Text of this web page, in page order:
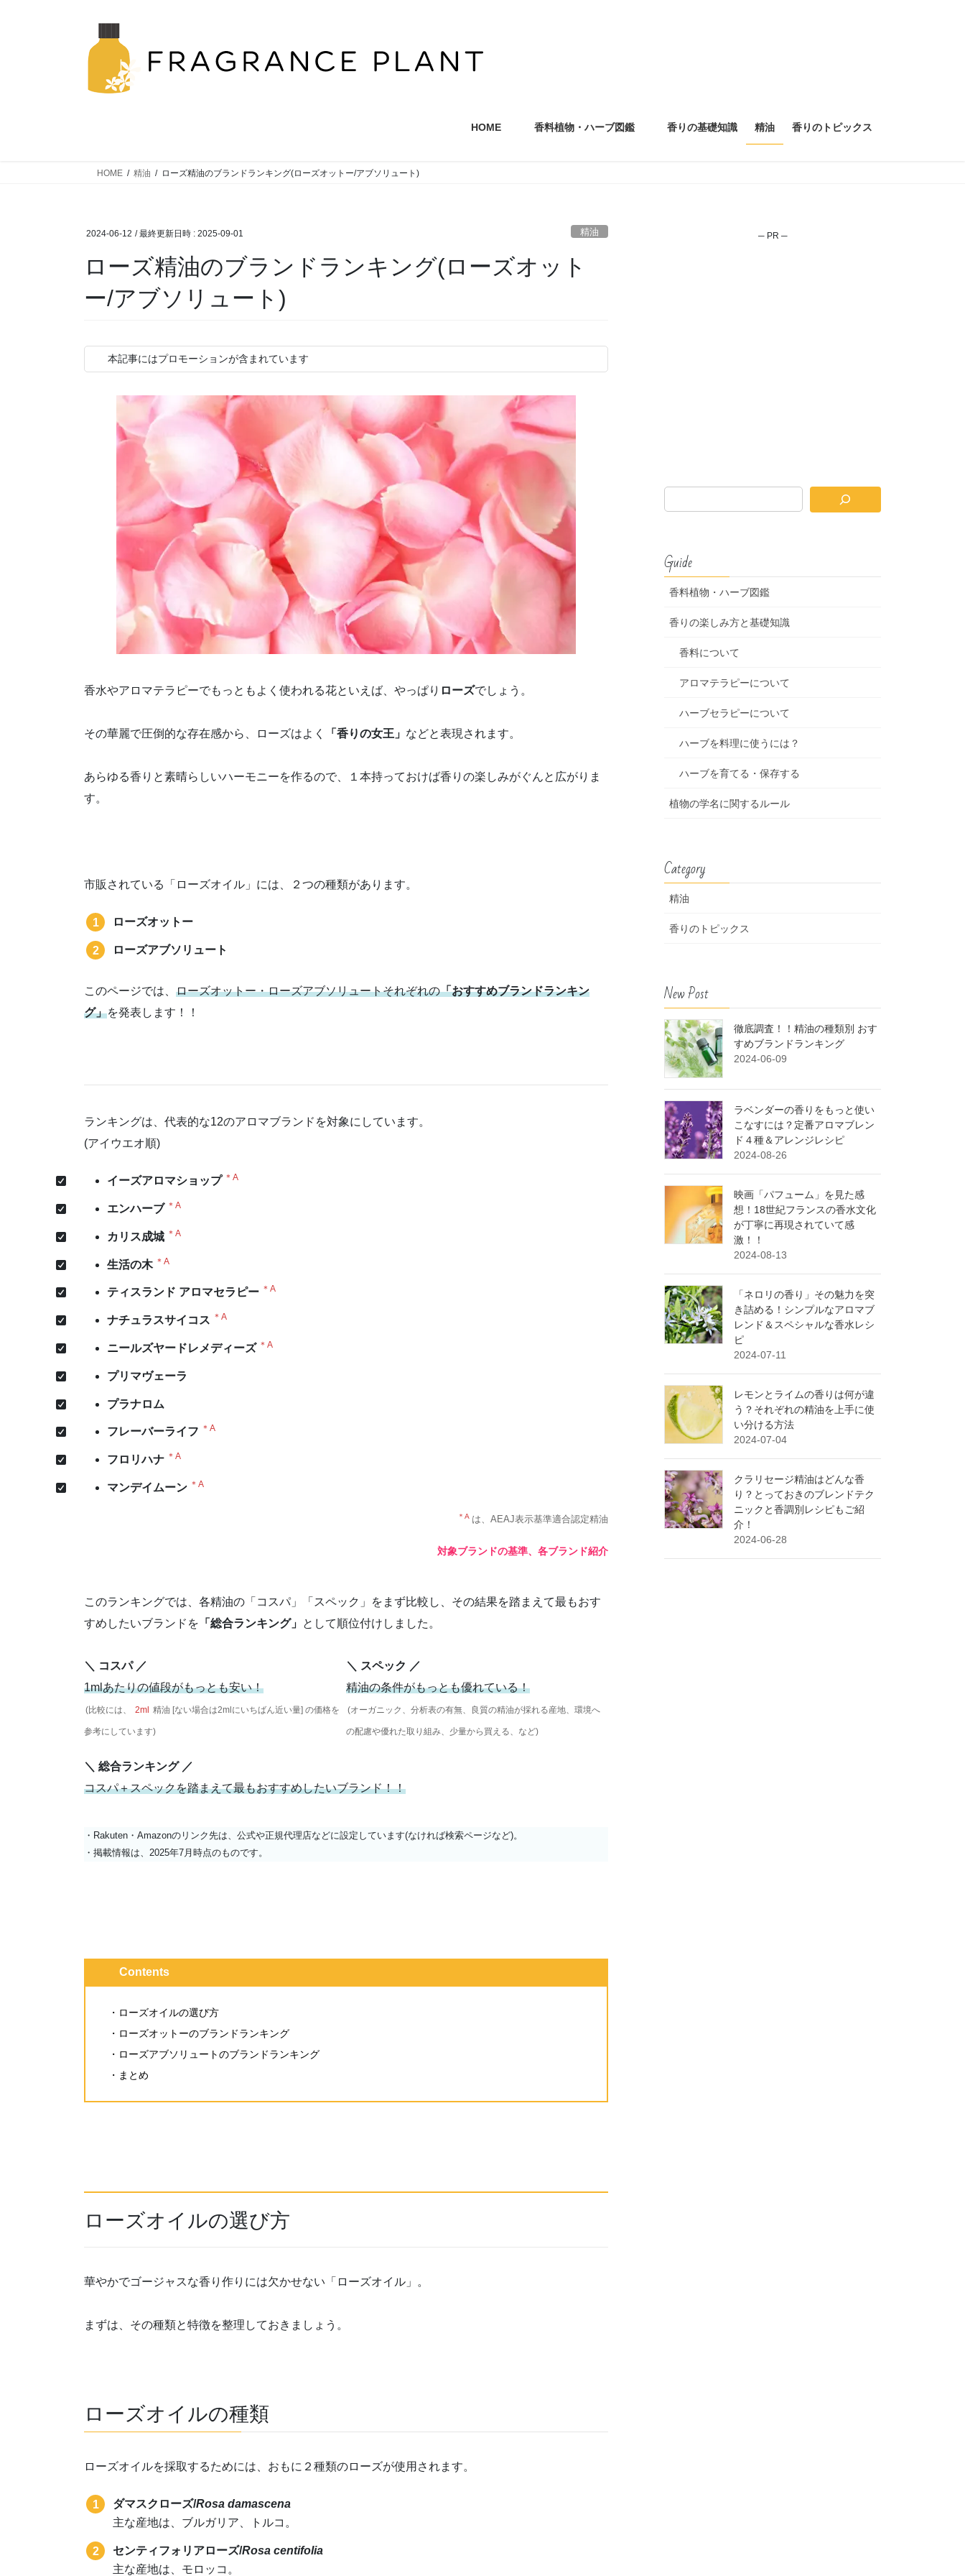
HOME 香料植物・ハーブ図鑑 香りの基礎知識 精油 香りのトピックス
HOME 精油 ローズ精油のブランドランキング(ローズオットー/アブソリュート)
2024-06-12 / 最終更新日時 : 2025-09-01 精油
ローズ精油のブランドランキング(ローズオット
ー/アブソリュート)
本記事にはプロモーションが含まれています
香水やアロマテラピーでもっともよく使われる花といえば、やっぱり ローズでしょう。
その華麗で圧倒的な存在感から、ローズはよく 「香りの女王」 などと表現されます。
あらゆる香りと素晴らしいハーモニーを作るので、１本持っておけば香りの楽しみがぐんと広がりま
す。
市販されている「ローズオイル」には、２つの種類があります。
ローズオットー
ローズアブソリュート
このページでは、 ローズオットー・ローズアブソリュートそれぞれの「おすすめブランドランキン
グ」を発表します！！
ランキングは、代表的な12のアロマブランドを対象にしています。
(アイウエオ順)
イーズアロマショップ ＊A
エンハーブ ＊A
カリス成城 ＊A
生活の木 ＊A
ティスランド アロマセラピー ＊A
ナチュラスサイコス ＊A
ニールズヤードレメディーズ ＊A
プリマヴェーラ
プラナロム
フレーバーライフ ＊A
フロリハナ ＊A
マンデイムーン ＊A
＊A は、AEAJ表示基準適合認定精油
対象ブランドの基準、各ブランド紹介
このランキングでは、各精油の「コスパ」「スペック」をまず比較し、その結果を踏まえて最もおす
すめしたいブランドを 「総合ランキング」 として順位付けしました。
＼ コスパ ／
1mlあたりの値段がもっとも安い！
(比較には、 2ml 精油 [ない場合は2mlにいちばん近い量] の価格を
参考にしています)
＼ スペック ／
精油の条件がもっとも優れている！
(オーガニック、分析表の有無、良質の精油が採れる産地、環境へ
の配慮や優れた取り組み、少量から買える、など)
＼ 総合ランキング ／
コスパ＋スペックを踏まえて最もおすすめしたいブランド！！
・Rakuten・Amazonのリンク先は、公式や正規代理店などに設定しています(なければ検索ページなど)。
・掲載情報は、2025年7月時点のものです。
Contents
・ローズオイルの選び方
・ローズオットーのブランドランキング
・ローズアブソリュートのブランドランキング
・まとめ
ローズオイルの選び方
華やかでゴージャスな香り作りには欠かせない「ローズオイル」。
まずは、その種類と特徴を整理しておきましょう。
ローズオイルの種類
ローズオイルを採取するためには、おもに２種類のローズが使用されます。
ダマスクローズ/Rosa damascena
主な産地は、ブルガリア、トルコ。
センティフォリアローズ/Rosa centifolia
主な産地は、モロッコ。
─ PR ─
Guide
香料植物・ハーブ図鑑
香りの楽しみ方と基礎知識
香料について
アロマテラピーについて
ハーブセラピーについて
ハーブを料理に使うには？
ハーブを育てる・保存する
植物の学名に関するルール
Category
精油
香りのトピックス
New Post
徹底調査！！精油の種類別 おす
すめブランドランキング
2024-06-09
ラベンダーの香りをもっと使い
こなすには？定番アロマブレン
ド４種＆アレンジレシピ
2024-08-26
映画「パフューム」を見た感
想！18世紀フランスの香水文化
が丁寧に再現されていて感
激！！
2024-08-13
「ネロリの香り」その魅力を突
き詰める！シンプルなアロマブ
レンド＆スペシャルな香水レシ
ピ
2024-07-11
レモンとライムの香りは何が違
う？それぞれの精油を上手に使
い分ける方法
2024-07-04
クラリセージ精油はどんな香
り？とっておきのブレンドテク
ニックと香調別レシピもご紹
介！
2024-06-28